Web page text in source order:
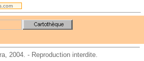
, 2004. - Reproduction interdite.